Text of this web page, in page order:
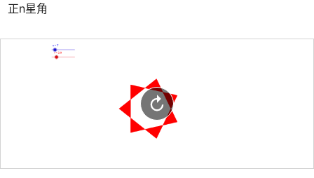
正n星角